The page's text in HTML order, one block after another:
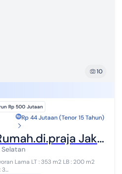
10
Rp 500 Jutaan
Rp 44 Jutaan (Tenor 15 Tahun)
Di.jual.murah; Rumah.di.praja Jakarta Selatan, Lokasi.strategis
Lama LT : 353 m2 LB : 200 m2